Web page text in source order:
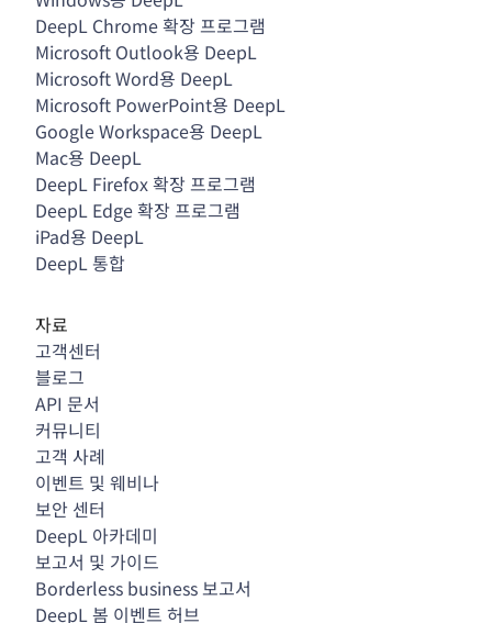
DeepL Chrome 확장 프로그램
Microsoft Outlook용 DeepL
Microsoft Word용 DeepL
Microsoft PowerPoint용 DeepL
Google Workspace용 DeepL
Mac용 DeepL
DeepL Firefox 확장 프로그램
DeepL Edge 확장 프로그램
iPad용 DeepL
DeepL 통합
자료
고객센터
블로그
API 문서
커뮤니티
고객 사례
이벤트 및 웨비나
보안 센터
DeepL 아카데미
보고서 및 가이드
Borderless business 보고서
DeepL 봄 이벤트 허브